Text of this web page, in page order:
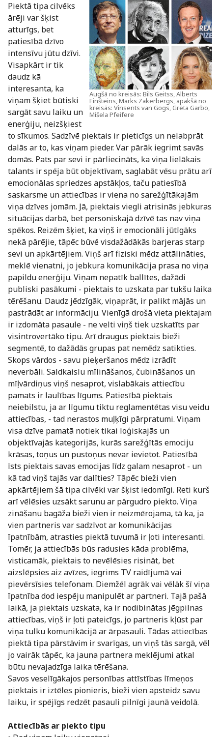
Augšā no kreisās: Bils Geitss, Alberts
Einšteins, Marks Zakerbergs, apakšā no
kreisās: Vinsents van Gogs, Grēta Garbo,
Mišela Pfeifere
Piektā tipa cilvēks
ārēji var šķist
atturīgs, bet
patiesībā dzīvo
intensīvu jūtu dzīvi.
Visapkārt ir tik
daudz kā
interesanta, ka
viņam šķiet būtiski
sargāt savu laiku un
enerģiju, neizšķiest
to sīkumos. Sadzīvē piektais ir pieticīgs un nelabprāt
dalās ar to, kas viņam pieder. Var pārāk iegrimt savās
domās. Pats par sevi ir pārliecināts, ka viņa lielākais
talants ir spēja būt objektīvam, saglabāt vēsu prātu arī
emocionālas spriedzes apstākļos, taču patiesībā
saskarsme un attiecības ir viena no sarežģītākajām
viņa dzīves jomām. Jā, piektais viegli atrisinās jebkuras
situācijas darbā, bet personiskajā dzīvē tas nav viņa
spēkos. Reizēm šķiet, ka viņš ir emocionāli jūtīgāks
nekā pārējie, tāpēc būvē visdažādākās barjeras starp
sevi un apkārtējiem. Viņš arī fiziski mēdz attālināties,
meklē vienatni, jo jebkura komunikācija prasa no viņa
papildu enerģiju. Viņam nepatīk ballītes, dažādi
publiski pasākumi - piektais to uzskata par tukšu laika
tērēšanu. Daudz jēdzīgāk, viņaprāt, ir palikt mājās un
pastrādāt ar informāciju. Vienīgā drošā vieta piektajam
ir izdomāta pasaule - ne velti viņš tiek uzskatīts par
visintrovertāko tipu. Arī draugus piektais bieži
segmentē, to dažādās grupas pat nemēdz satikties.
Skops vārdos - savu pieķeršanos mēdz izrādīt
neverbāli. Saldkaislu mīlināšanos, čubināšanos un
mīļvārdiņus viņš nesaprot, vislabākais attiecību
pamats ir laulības līgums. Patiesībā piektais
neiebilstu, ja ar līgumu tiktu reglamentētas visu veidu
attiecības, - tad nerastos muļķīgi pārpratumi. Viņam
visa dzīve pamatā notiek tikai loģiskajās un
objektīvajās kategorijās, kurās sarežģītās emociju
krāsas, toņus un pustoņus nevar ievietot. Patiesībā
īsts piektais savas emocijas līdz galam nesaprot - un
kā tad viņš tajās var dalīties? Tāpēc bieži vien
apkārtējiem šā tipa cilvēki var šķist iedomīgi. Reti kurš
arī vēlēsies uzsākt sarunu ar pārgudro piekto. Viņa
zināšanu bagāža bieži vien ir neizmērojama, tā ka, ja
vien partneris var sadzīvot ar komunikācijas
īpatnībām, atrasties piektā tuvumā ir ļoti interesanti.
Tomēr, ja attiecībās būs radusies kāda problēma,
visticamāk, piektais to nevēlēsies risināt, bet
aizslēpsies aiz avīzes, iegrims TV raidījumā vai
pievērsīsies telefonam. Diemžēl agrāk vai vēlāk šī viņa
īpatnība dod iespēju manipulēt ar partneri. Tajā pašā
laikā, ja piektais uzskata, ka ir nodibinātas jēgpilnas
attiecības, viņš ir ļoti pateicīgs, jo partneris kļūst par
viņa tulku komunikācijā ar ārpasauli. Tādas attiecības
piektā tipa pārstāvim ir svarīgas, un viņš tās sargā, vēl
jo vairāk tāpēc, ka jauna partnera meklējumi atkal
būtu nevajadzīga laika tērēšana.
Savos veselīgākajos personības attīstības līmeņos
piektais ir iztēles pionieris, bieži vien apsteidz savu
laiku, ir spējīgs redzēt pasauli pilnīgi jaunā veidolā.
Attiecībās ar piekto tipu